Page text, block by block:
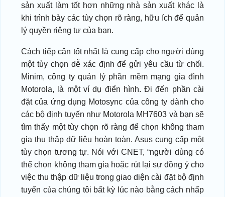
sản xuất làm tốt hơn những nhà sản xuất khác là
khi trình bày các tùy chọn rõ ràng, hữu ích để quản
lý quyền riêng tư của bạn.
Cách tiếp cận tốt nhất là cung cấp cho người dùng
một tùy chọn dễ xác định để gửi yêu cầu từ chối.
Minim, công ty quản lý phần mềm mạng gia đình
Motorola, là một ví dụ điển hình. Đi đến phần cài
đặt của ứng dụng Motosync của công ty dành cho
các bộ định tuyến như Motorola MH7603 và bạn sẽ
tìm thấy một tùy chọn rõ ràng để chọn không tham
gia thu thập dữ liệu hoàn toàn. Asus cung cấp một
tùy chọn tương tự. Nói với CNET, “người dùng có
thể chọn không tham gia hoặc rút lại sự đồng ý cho
việc thu thập dữ liệu trong giao diện cài đặt bộ định
tuyến của chúng tôi bất kỳ lúc nào bằng cách nhấp